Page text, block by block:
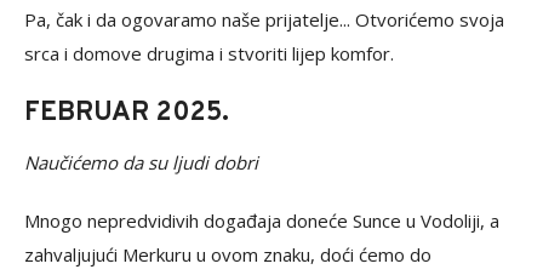
Pa, čak i da ogovaramo naše prijatelje... Otvorićemo svoja
srca i domove drugima i stvoriti lijep komfor.
FEBRUAR 2025.
Naučićemo da su ljudi dobri
Mnogo nepredvidivih događaja doneće Sunce u Vodoliji, a
zahvaljujući Merkuru u ovom znaku, doći ćemo do